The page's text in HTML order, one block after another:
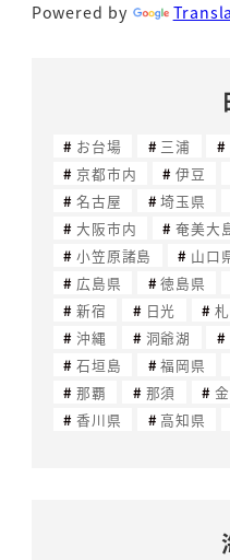
Powered by
お台場 三浦
京都市内
伊豆
名古屋
埼玉県
大阪市内
奄美大
小笠原諸島
山口
広島県
徳島県
新宿
日光
沖縄
洞爺湖
石垣島
福岡県
那覇
那須
香川県
高知県